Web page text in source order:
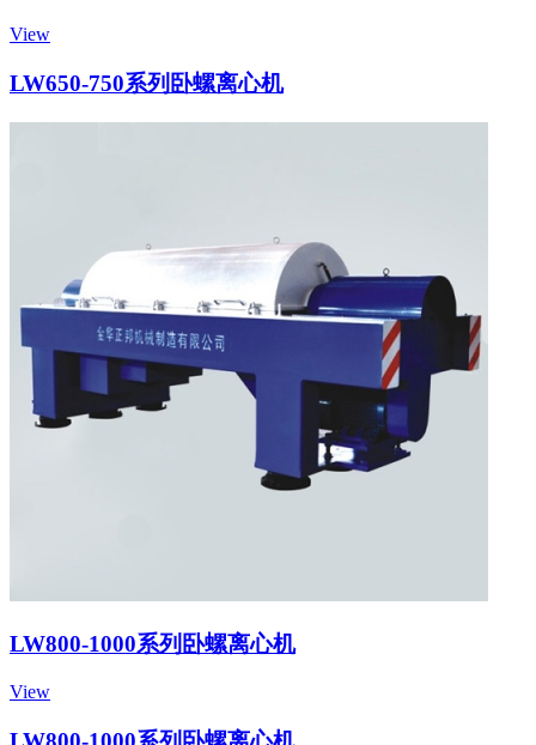
View
LW650-750系列卧螺离心机
LW800-1000系列卧螺离心机
View